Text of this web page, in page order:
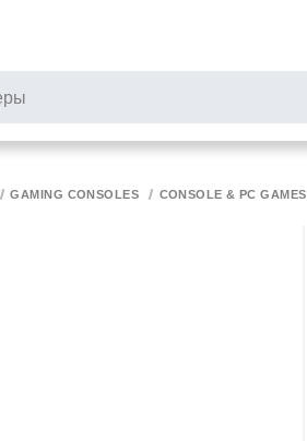
GAMING CONSOLES CONSOLE & PC GAMES